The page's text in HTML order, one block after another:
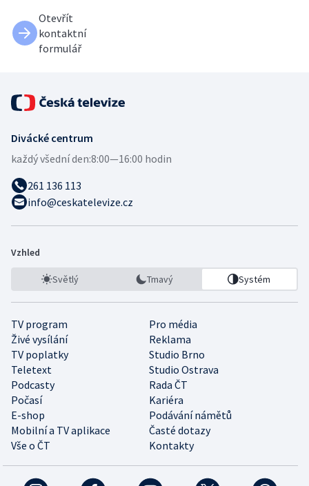
Otevřít
kontaktní
formulář
Divácké centrum
každý všední den:8:00—16:00 hodin
261 136 113
info@ceskatelevize.cz
Vzhled
Světlý Tmavý Systém
TV program
Pro média
Živé vysílání
Reklama
TV poplatky
Studio Brno
Teletext
Studio Ostrava
Podcasty
Rada ČT
Počasí
Kariéra
E-shop
Podávání námětů
Mobilní a TV aplikace
Časté dotazy
Vše o ČT
Kontakty